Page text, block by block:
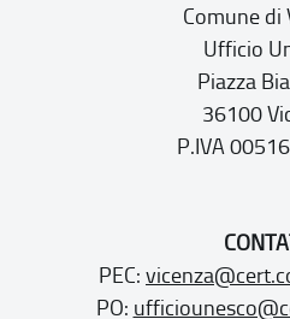
Comune di
Ufficio
Piazza
36100
P.IVA
PEC:
PO: